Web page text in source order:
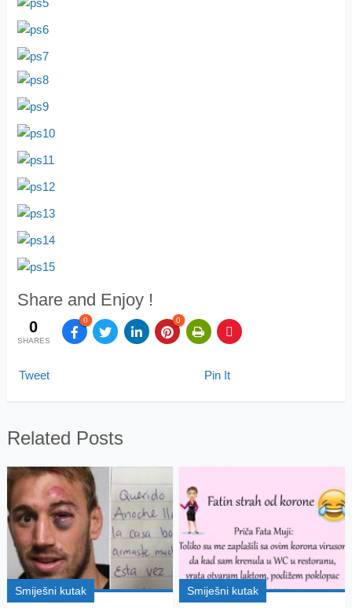
Share and Enjoy !
0
SHARES
0 0
Tweet Pin It
Related Posts
Smiješni kutak Smiješni kutak